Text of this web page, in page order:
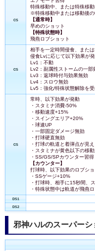
CS
特殊移動中、または特殊移
※特殊移動中または移動後
【通常時】
早めのショット
【特殊状態時】
飛燕ロブショット
CS
相手を一定時間侵食、また
侵食Lvに応じて以下効果が
Lv1：不動
Lv2：副属性ストームの一部
Lv3：返球時付与効果無効
Lv4：スロウ無効
Lv5：強化/特殊状態解除を
CS
常時、以下効果が発動
・スタミナ消費-50%
・移動速度+15%
・スイングエリア+20%
・球速UP
・一部固定ダメージ無効
・打球硬直無効
・打球の軌道と着弾点が見え
・スタミナが黄色以下の移
・SS/GS/SPカウンター習得
【カウンター】
打球時、以下効果のロブショ
・SSゲージ+10%
・打球時、相手に15秒間、
・特殊状態中は軌道が飛燕
DS1
DS2
邪神ハルのスーパーシ